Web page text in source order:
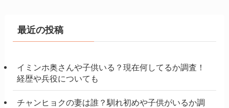
最近の投稿
イミンホ奥さんや子供いる？現在何してるか調査！
経歴や兵役についても
チャンヒョクの妻は誰？馴れ初めや子供がいるか調